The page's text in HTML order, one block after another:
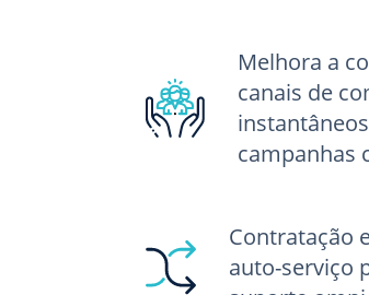
Melhora a
canais de
campanhas
Contratação
auto-serviço